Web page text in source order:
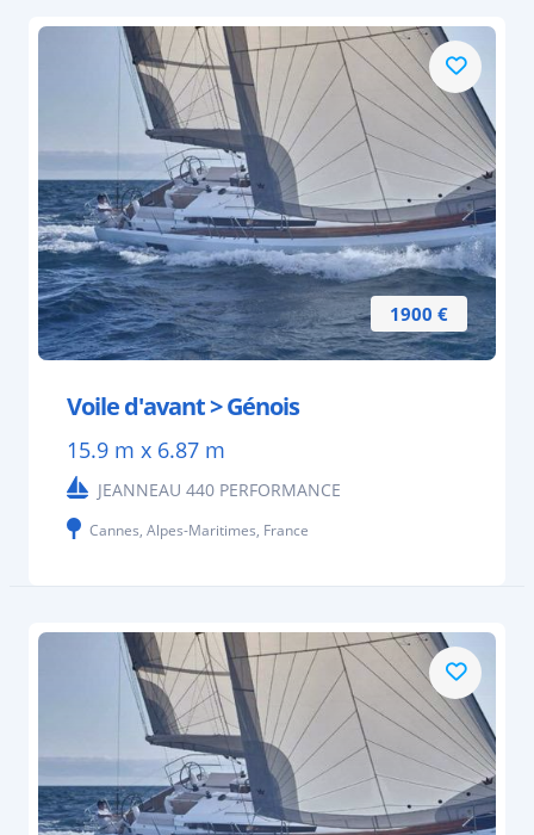
1900 €
Voile d'avant > Génois
15.9 m x 6.87 m
JEANNEAU 440 PERFORMANCE
Cannes, Alpes-Maritimes, France